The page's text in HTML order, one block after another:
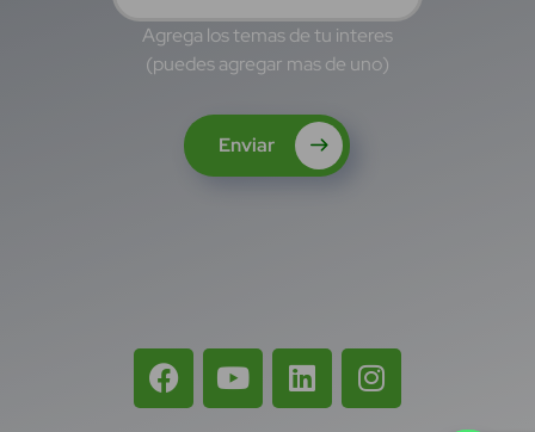
Agrega los temas de tu interes
(puedes agregar mas de uno)
Enviar